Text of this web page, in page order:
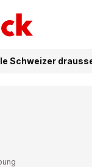
Schweizer